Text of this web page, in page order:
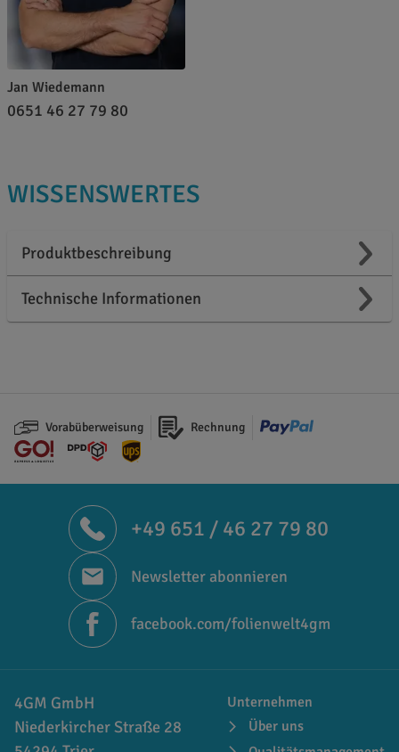
Jan Wiedemann
0651 46 27 79 80
WISSENSWERTES
Produktbeschreibung
Technische Informationen
Vorabüberweisung Rechnung
+49 651 / 46 27 79 80
Newsletter abonnieren
facebook.com/folienwelt4gm
4GM GmbH
Niederkircher Straße 28
Unternehmen
Über uns